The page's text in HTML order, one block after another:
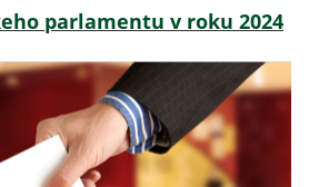
parlamentu v roku 2024